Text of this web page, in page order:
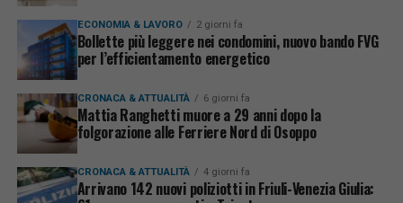
ECONOMIA & LAVORO 2 giorni fa
Bollette più leggere nei condomini, nuovo bando FVG
per l’efficientamento energetico
CRONACA & ATTUALITÀ 6 giorni fa
Mattia Ranghetti muore a 29 anni dopo la
folgorazione alle Ferriere Nord di Osoppo
CRONACA & ATTUALITÀ 4 giorni fa
Arrivano 142 nuovi poliziotti in Friuli-Venezia Giulia: